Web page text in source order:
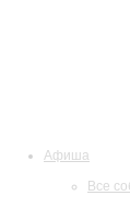
Афиша
Все